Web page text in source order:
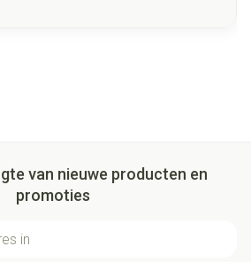
van nieuwe producten en
promoties